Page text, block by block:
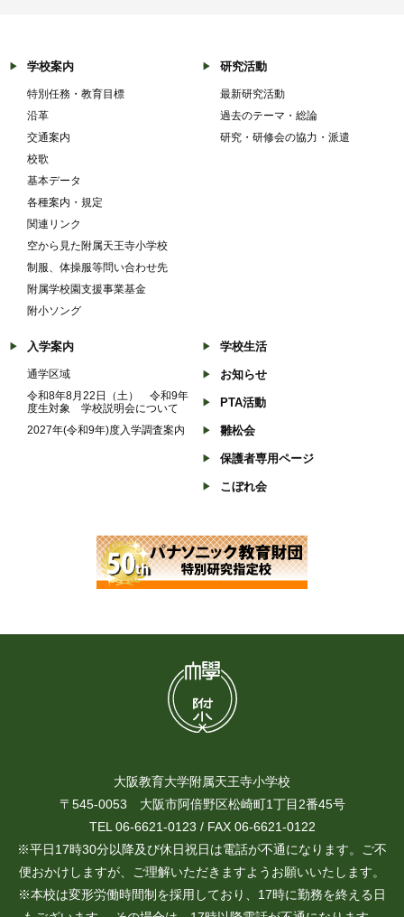
学校案内
特別任務・教育目標
沿革
交通案内
校歌
基本データ
各種案内・規定
関連リンク
空から見た附属天王寺小学校
制服、体操服等問い合わせ先
附属学校園支援事業基金
附小ソング
研究活動
最新研究活動
過去のテーマ・総論
研究・研修会の協力・派遣
入学案内
通学区域
令和8年8月22日（土） 令和9年
度生対象 学校説明会について
2027年(令和9年)度入学調査案内
学校生活
お知らせ
PTA活動
雛松会
保護者専用ページ
こぼれ会
大阪教育大学附属天王寺小学校
〒545-0053 大阪市阿倍野区松崎町1丁目2番45号
TEL 06-6621-0123 / FAX 06-6621-0122
※平日17時30分以降及び休日祝日は電話が不通になります。ご不
便おかけしますが、ご理解いただきますようお願いいたします。
※本校は変形労働時間制を採用しており、17時に勤務を終える日